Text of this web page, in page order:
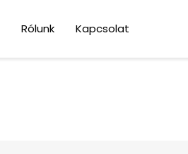
Rólunk Kapcsolat